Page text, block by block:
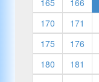
170
171
175
176
180
181